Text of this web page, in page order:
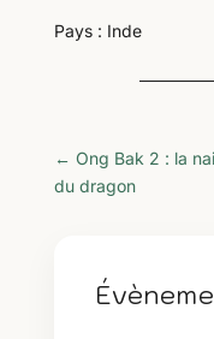
Pays : Inde
← Ong Bak 2 : la
du dragon